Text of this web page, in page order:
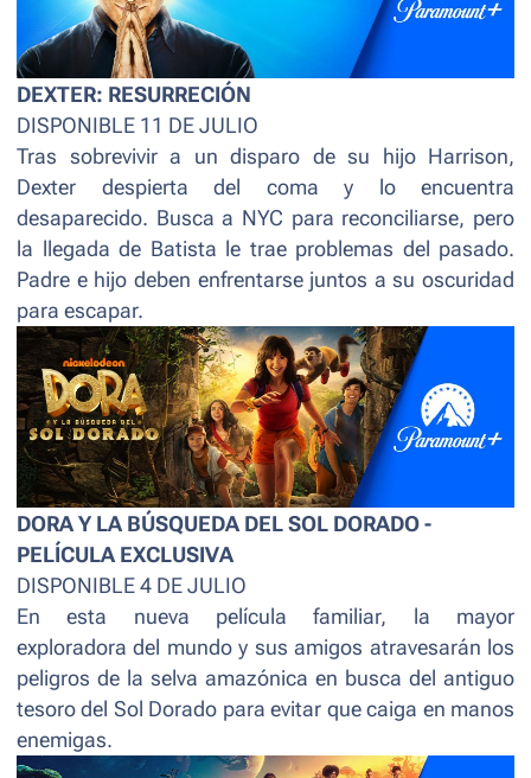
DEXTER: RESURRECIÓN
DISPONIBLE 11 DE JULIO
Tras sobrevivir a un disparo de su hijo Harrison,
Dexter despierta del coma y lo encuentra
desaparecido. Busca a NYC para reconciliarse, pero
la llegada de Batista le trae problemas del pasado.
Padre e hijo deben enfrentarse juntos a su oscuridad
para escapar.
DORA Y LA BÚSQUEDA DEL SOL DORADO -
PELÍCULA EXCLUSIVA
DISPONIBLE 4 DE JULIO
En esta nueva película familiar, la mayor
exploradora del mundo y sus amigos atravesarán los
peligros de la selva amazónica en busca del antiguo
tesoro del Sol Dorado para evitar que caiga en manos
enemigas.